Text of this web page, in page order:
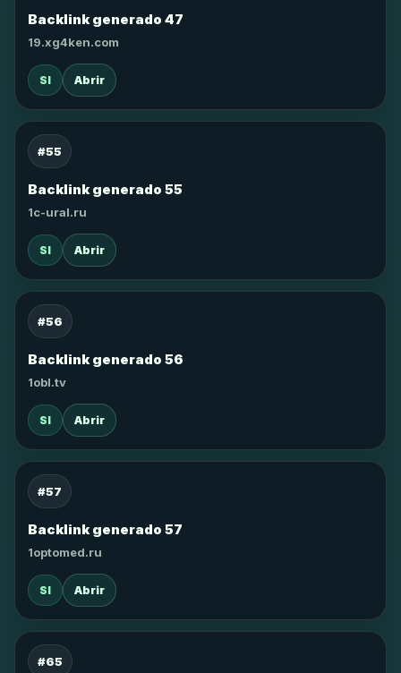
Backlink generado 47
19.xg4ken.com
SI Abrir
#55
Backlink generado 55
1c-ural.ru
SI Abrir
#56
Backlink generado 56
1obl.tv
SI Abrir
#57
Backlink generado 57
1optomed.ru
SI Abrir
#65